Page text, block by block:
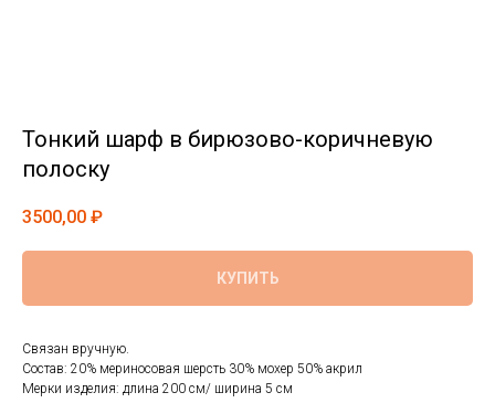
Тонкий шарф в бирюзово-коричневую
полоску
3500,00 ₽
КУПИТЬ
Связан вручную.
Состав: 20% мериносовая шерсть 30% мохер 50% акрил
Мерки изделия: длина 200 см/ ширина 5 см